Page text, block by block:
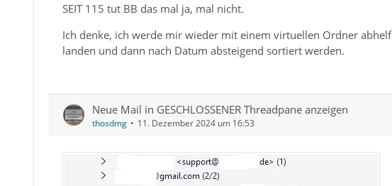
SEIT 115 tut BB das mal ja, mal nicht.
Ich denke, ich werde mir wieder mit einem virtuellen Ordner
landen und dann nach Datum absteigend sortiert werden.
Neue Mail in GESCHLOSSENER Threadpane anzeigen
thosdmg 11. Dezember 2024 um 16:53